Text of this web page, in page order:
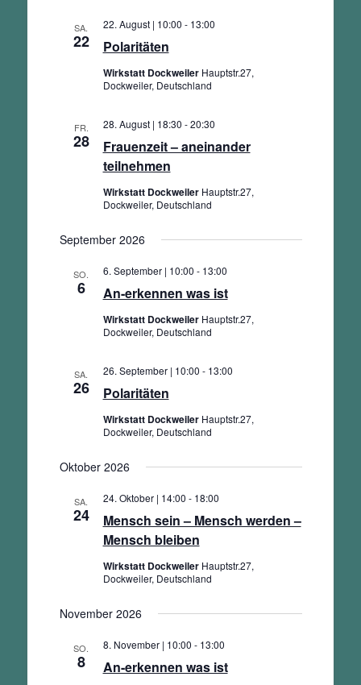
SA.
22 Polaritäten
22. August | 10:00 - 13:00
Wirkstatt Dockweiler Hauptstr.27,
Dockweiler, Deutschland
FR.
28
Frauenzeit – aneinander
teilnehmen
28. August | 18:30 -20:30
Wirkstatt Dockweiler Hauptstr.27,
Dockweiler, Deutschland
September 2026
SO.
6 An-erkennen was ist
6. September | 10:00 - 13:00
Wirkstatt Dockweiler Hauptstr.27,
Dockweiler, Deutschland
SA.
26 Polaritäten
26. September | 10:00 - 13:00
Wirkstatt Dockweiler Hauptstr.27,
Dockweiler, Deutschland
Oktober 2026
SA.
24
Mensch sein – Mensch werden –
Mensch bleiben
24. Oktober | 14:00 - 18:00
Wirkstatt Dockweiler Hauptstr.27,
Dockweiler, Deutschland
November 2026
SO.
8 An-erkennen was ist
8. November | 10:00 - 13:00